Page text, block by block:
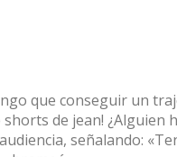
que conseguir un
de jean! ¿Alguien
señalando: